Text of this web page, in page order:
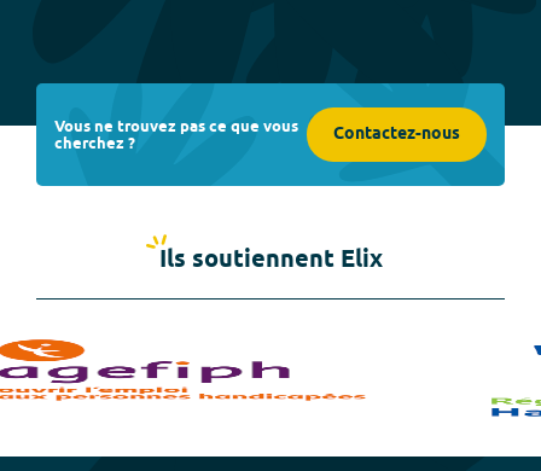
Vous ne trouvez pas ce que vous
cherchez ? Contactez-nous
Ils soutiennent Elix